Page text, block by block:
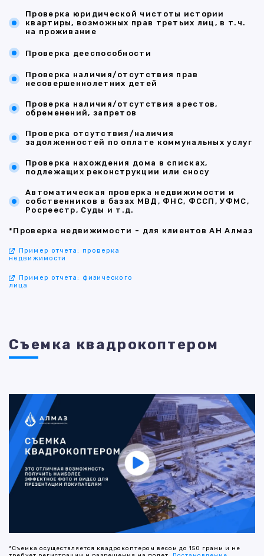
Проверка юридической чистоты истории
квартиры, возможных прав третьих лиц, в т.ч.
на проживание
Проверка дееспособности
Проверка наличия/отсутствия прав
несовершеннолетних детей
Проверка наличия/отсутствия арестов,
обременений, запретов
Проверка отсутствия/наличия
задолженностей по оплате коммунальных услуг
Проверка нахождения дома в списках,
подлежащих реконструкции или сносу
Автоматическая проверка недвижимости и
собственников в базах МВД, ФНС, ФССП, УФМС,
Росреестр, Суды и т.д.
*Проверка недвижимости - для клиентов АН Алмаз
Пример отчета: проверка
недвижимости
Пример отчета: физического
лица
Съемка квадрокоптером
*Съемка осуществляется квадрокоптером весом до 150 грамм и не